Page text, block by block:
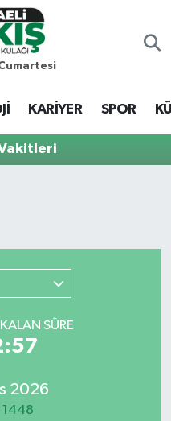
KARİYER SPOR
SÜRE
2026
1448
Haritası